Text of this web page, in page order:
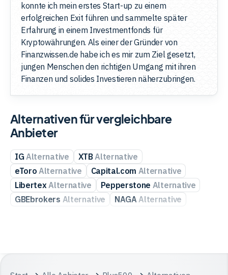
konnte ich mein erstes Start-up zu einem
erfolgreichen Exit führen und sammelte später
Erfahrung in einem Investmentfonds für
Kryptowährungen. Als einer der Gründer von
Finanzwissen.de habe ich es mir zum Ziel gesetzt,
jungen Menschen den richtigen Umgang mit ihren
Finanzen und solides Investieren näherzubringen.
Alternativen für vergleichbare
Anbieter
IGAlternative XTBAlternative
eToro Alternative Capital.com Alternative
LibertexAlternative Pepperstone Alternative
GBEbrokers Alternative NAGAAlternative